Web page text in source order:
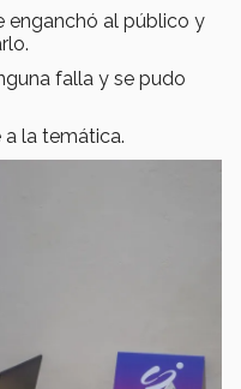
enganchó al público y
falla y se pudo
la temática.